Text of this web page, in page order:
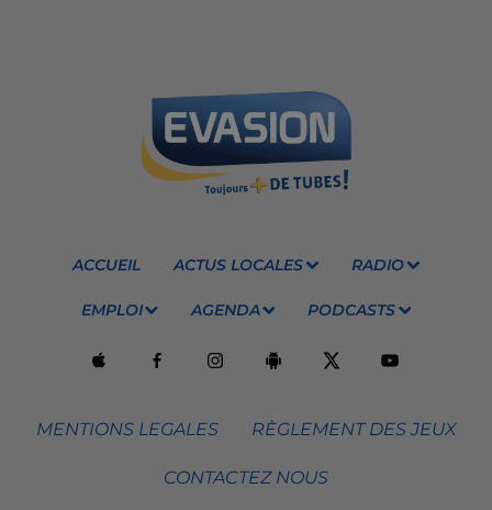
ACCUEIL ACTUS LOCALES RADIO
EMPLOI AGENDA PODCASTS
MENTIONS LEGALES RÈGLEMENT DES JEUX
CONTACTEZ NOUS